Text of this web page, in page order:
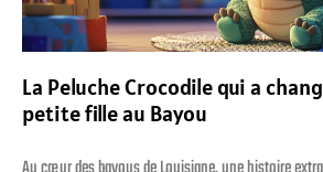
La Peluche Crocodile qui a
petite fille au Bayou